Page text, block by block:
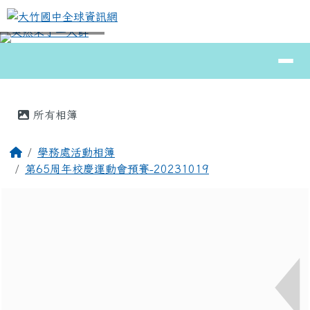
跳至主內容區
大竹國中全球資訊網
⏸
所有相簿
回首頁學務處活動相簿
第65周年校慶運動會預賽-20231019